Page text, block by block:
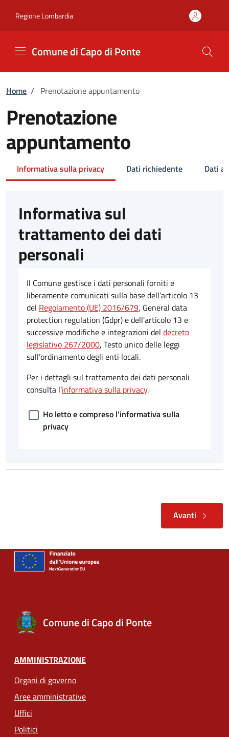
Regione Lombardia
Comune di Capo di Ponte
Home / Prenotazione appuntamento
Prenotazione
appuntamento
Informativa sulla privacy Dati richiedente Dati
Informativa sul
trattamento dei dati
personali
Il Comune gestisce i dati personali forniti e
liberamente comunicati sulla base dell’articolo 13
del Regolamento (UE) 2016/679, General data
protection regulation (Gdpr) e dell'articolo 13 e
successive modifiche e integrazioni del decreto
legislativo 267/2000, Testo unico delle leggi
sull’ordinamento degli enti locali.
Per i dettagli sul trattamento dei dati personali
consulta l’informativa sulla privacy.
Ho letto e compreso l'informativa sulla
privacy
Avanti
Comune di Capo di Ponte
AMMINISTRAZIONE
Organi di governo
Aree amministrative
Uffici
Politici